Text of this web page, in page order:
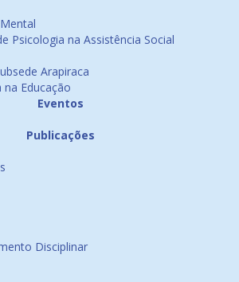
Psicologia na Assistência Social
Arapiraca
Educação
Eventos
Publicações
Disciplinar